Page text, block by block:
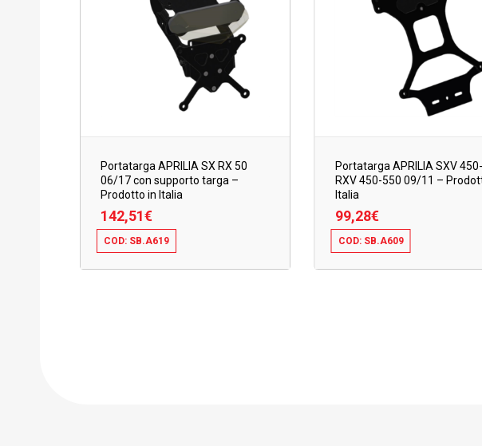
Portatarga APRILIA SX RX 50
06/17 con supporto targa –
Prodotto in Italia
142,51€
COD: SB.A619
142,51€
Portatarga APRILIA SXV
RXV 450-550 09/11 –
Italia
99,28€
COD: SB.A609
99,28€